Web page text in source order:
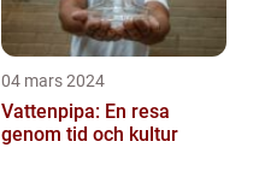
04 mars 2024
Vattenpipa: En resa
genom tid och kultur